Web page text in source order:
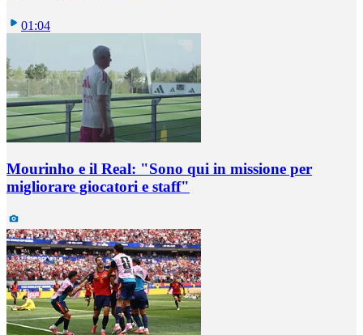
01:04
Mourinho e il Real: "Sono qui in missione per
migliorare giocatori e staff"